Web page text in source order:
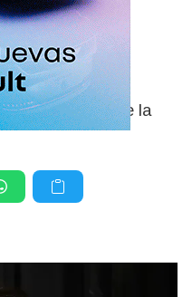
clásicas se
con el
Dramático de la